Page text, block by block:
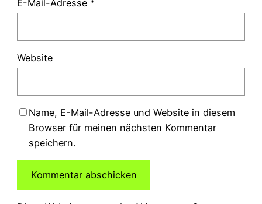
E-Mail-Adresse *
Website
Name, E-Mail-Adresse und Website in diesem
Browser für meinen nächsten Kommentar
speichern.